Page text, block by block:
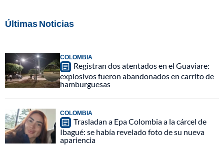
Últimas Noticias
COLOMBIA
Registran dos atentados en el Guaviare:
explosivos fueron abandonados en carrito de
hamburguesas
COLOMBIA
Trasladan a Epa Colombia a la cárcel de
Ibagué: se había revelado foto de su nueva
apariencia